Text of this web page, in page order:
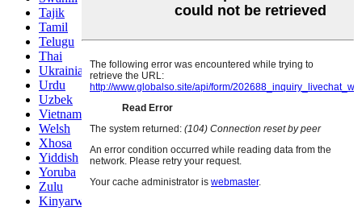
Tajik
Tamil
Telugu
Thai
Ukrainian
Urdu
Uzbek
Vietnamese
Welsh
Xhosa
Yiddish
Yoruba
Zulu
Kinyarwanda